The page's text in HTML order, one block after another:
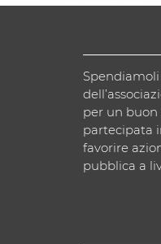
per un buon
partecipata
favorire
pubblica a